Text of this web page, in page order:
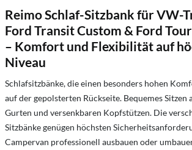
Reimo Schlaf-Sitzbank für VW-
Ford Transit Custom & Ford
– Komfort und Flexibilität auf
Niveau
Schlafsitzbänke, die einen besonders hohen
auf der gepolsterten Rückseite. Bequemes Sitzen
Gurten und versenkbaren Kopfstützen. Die
Sitzbänke genügen höchsten
Campervan professionell ausbauen oder